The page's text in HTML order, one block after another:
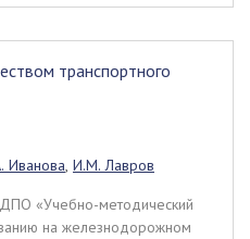
транспортного
Иванова, И.М. Лавров
«Учебно-методический
на железнодорожном